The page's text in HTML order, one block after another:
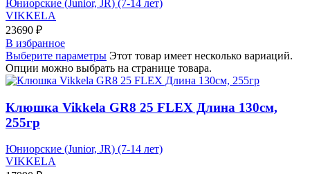
Юниорские (Junior, JR) (7-14 лет)
VIKKELA
23690 ₽
В избранное
Выберите параметры Этот товар имеет несколько вариаций.
Опции можно выбрать на странице товара.
Клюшка Vikkela GR8 25 FLEX Длина 130см,
255гр
Юниорские (Junior, JR) (7-14 лет)
VIKKELA